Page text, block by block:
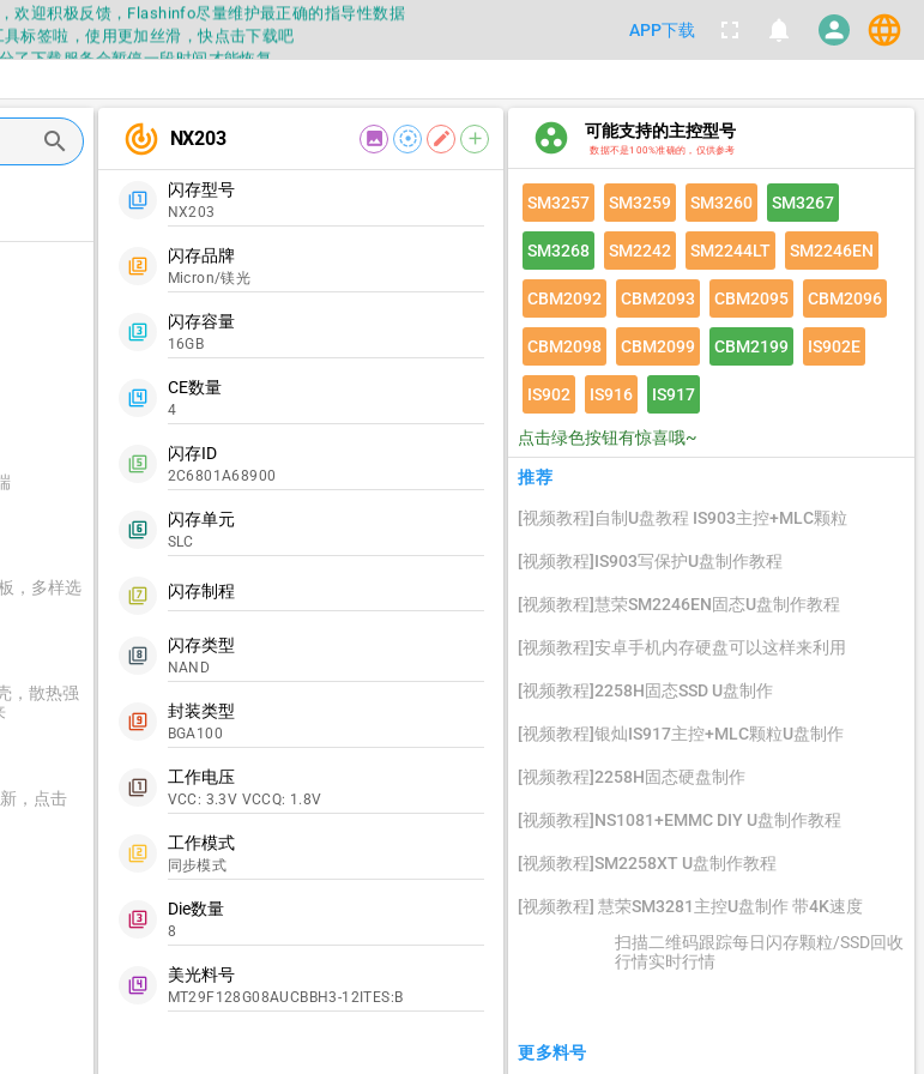
欢迎积极反馈，Flashinfo尽量维护最正确的指导性数据
标签啦，使用更加丝滑，快点击下载吧
了下载服务会暂停一段时间才能恢复
要有正确的认知，不要随大流
欢迎积极反馈，Flashinfo尽量维护最正确的指导性数据
标签啦，使用更加丝滑，快点击下载吧
APP下载 fullscreen notifications person language
search
，多样选
，散热强
，点击
track_changes NX203 image filter_tilt_shift edit add
filter_1
闪存型号
NX203
filter_2
闪存品牌
Micron/镁光
filter_3
闪存容量
16GB
filter_4
CE数量
4
filter_5
闪存ID
2C6801A68900
filter_6
闪存单元
SLC
filter_7 闪存制程
filter_8
闪存类型
NAND
filter_9
封装类型
BGA100
filter_1
工作电压
VCC: 3.3V VCCQ: 1.8V
filter_2
工作模式
同步模式
filter_3
Die数量
8
filter_4
美光料号
MT29F128G08AUCBBH3-12ITES:B
group_work 可能支持的主控型号
数据不是100%准确的，仅供参考
SM3257 SM3259 SM3260 SM3267
SM3268 SM2242 SM2244LT SM2246EN
CBM2092 CBM2093 CBM2095 CBM2096
CBM2098 CBM2099 CBM2199 IS902E
IS902 IS916 IS917
点击绿色按钮有惊喜哦~
推荐
[视频教程]自制U盘教程 IS903主控+MLC颗粒
[视频教程]IS903写保护U盘制作教程
[视频教程]慧荣SM2246EN固态U盘制作教程
[视频教程]安卓手机内存硬盘可以这样来利用
[视频教程]2258H固态SSD U盘制作
[视频教程]银灿IS917主控+MLC颗粒U盘制作
[视频教程]2258H固态硬盘制作
[视频教程]NS1081+EMMC DIY U盘制作教程
[视频教程]SM2258XT U盘制作教程
[视频教程] 慧荣SM3281主控U盘制作 带4K速度
扫描二维码跟踪每日闪存颗粒/SSD回收
行情实时行情
更多料号